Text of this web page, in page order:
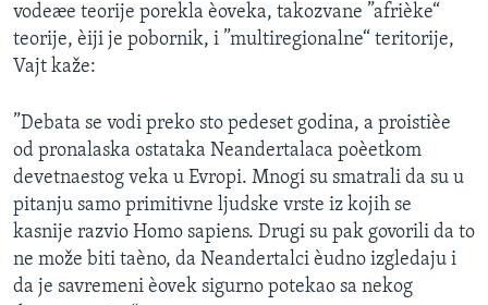
vodeæe teorije porekla èoveka, takozvane ”afrièke“
teorije, èiji je pobornik, i ”multiregionalne“ teritorije,
Vajt kaže:
”Debata se vodi preko sto pedeset godina, a proistièe
od pronalaska ostataka Neandertalaca poèetkom
devetnaestog veka u Evropi. Mnogi su smatrali da su u
pitanju samo primitivne ljudske vrste iz kojih se
kasnije razvio Homo sapiens. Drugi su pak govorili da to
ne može biti taèno, da Neandertalci èudno izgledaju i
da je savremeni èovek sigurno potekao sa nekog